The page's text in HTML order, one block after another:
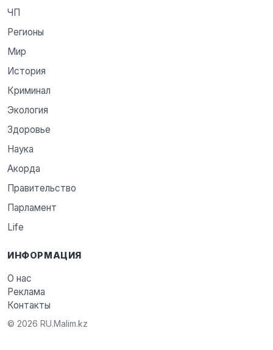
ЧП
Регионы
Мир
История
Криминал
Экология
Здоровье
Наука
Акорда
Правительство
Парламент
Life
ИНФОРМАЦИЯ
О нас
Реклама
Контакты
© 2026 RU.Malim.kz